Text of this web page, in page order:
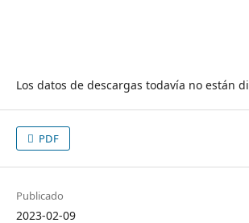
Los datos de descargas todavía no están
PDF
Publicado
2023-02-09